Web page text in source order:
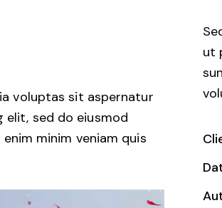
voluptas sit aspernatur
elit, sed do eiusmod
minim veniam quis
ut